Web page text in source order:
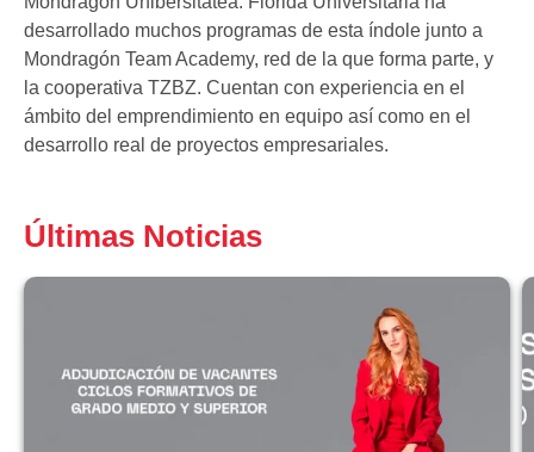
desarrollado muchos programas de esta índole junto a
Mondragón Team Academy, red de la que forma parte, y
la cooperativa TZBZ. Cuentan con experiencia en el
ámbito del emprendimiento en equipo así como en el
desarrollo real de proyectos empresariales.
Últimas Noticias